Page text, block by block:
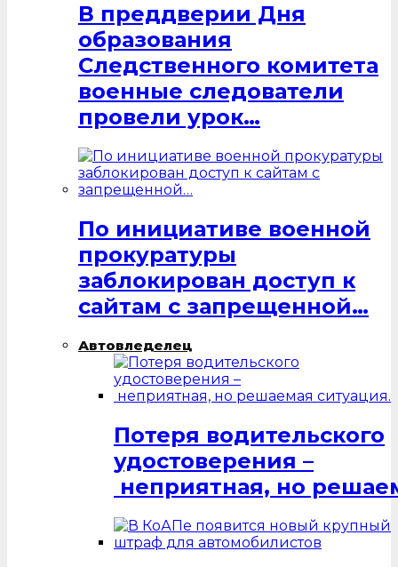
В преддверии Дня
образования
Следственного комитета
военные следователи
провели урок…
По инициативе военной
прокуратуры
заблокирован доступ к
сайтам с запрещенной…
Автовледелец
Потеря водительского
удостоверения –
неприятная, но